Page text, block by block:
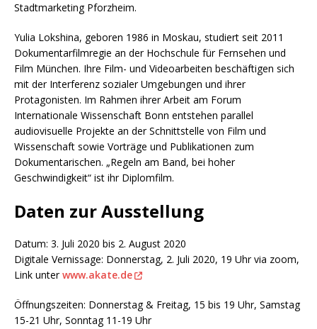
Stadtmarketing Pforzheim.
Yulia Lokshina, geboren 1986 in Moskau, studiert seit 2011
Dokumentarfilmregie an der Hochschule für Fernsehen und
Film München. Ihre Film- und Videoarbeiten beschäftigen sich
mit der Interferenz sozialer Umgebungen und ihrer
Protagonisten. Im Rahmen ihrer Arbeit am Forum
Internationale Wissenschaft Bonn entstehen parallel
audiovisuelle Projekte an der Schnittstelle von Film und
Wissenschaft sowie Vorträge und Publikationen zum
Dokumentarischen. „Regeln am Band, bei hoher
Geschwindigkeit“ ist ihr Diplomfilm.
Daten zur Ausstellung
Datum: 3. Juli 2020 bis 2. August 2020
Digitale Vernissage: Donnerstag, 2. Juli 2020, 19 Uhr via zoom,
Link unterwww.akate.de
Öffnungszeiten: Donnerstag & Freitag, 15 bis 19 Uhr, Samstag
15-21 Uhr, Sonntag 11-19 Uhr